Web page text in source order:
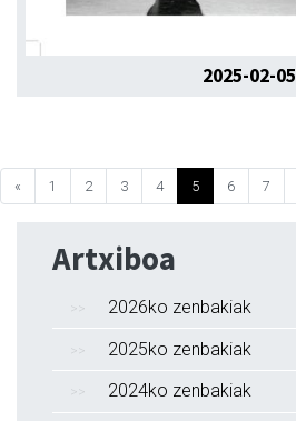
2025-02-05
« 1 2 3 4 5 6 7
Artxiboa
2026ko zenbakiak
2025ko zenbakiak
2024ko zenbakiak